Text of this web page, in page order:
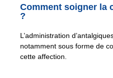
Comment soigner la
?
L’administration
notamment sous forme de
cette affection.